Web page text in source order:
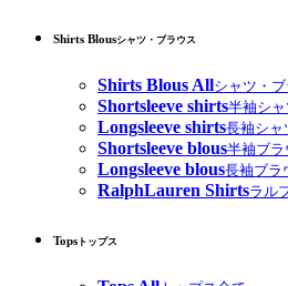
Shirts Blousシャツ・ブラウス
Shirts Blous Allシャツ・
Shortsleeve shirts半袖シャ
Longsleeve shirts長袖シャ
Shortsleeve blous半袖ブラ
Longsleeve blous長袖ブラ
RalphLauren Shirtsラル
Tops トップス